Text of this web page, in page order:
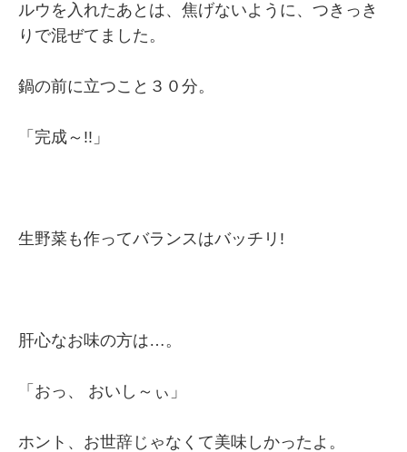
ルウを入れたあとは、焦げないように、つきっき
りで混ぜてました。
鍋の前に立つこと３０分。
「完成～!!」
生野菜も作ってバランスはバッチリ!
肝心なお味の方は…。
「おっ、 おいし～ぃ」
ホント、お世辞じゃなくて美味しかったよ。